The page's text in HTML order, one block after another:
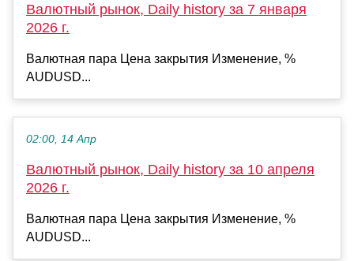
Валютный рынок, Daily history за 7 января
2026 г.
Валютная пара Цена закрытия Изменение, %
AUDUSD...
02:00, 14 Апр
Валютный рынок, Daily history за 10 апреля
2026 г.
Валютная пара Цена закрытия Изменение, %
AUDUSD...